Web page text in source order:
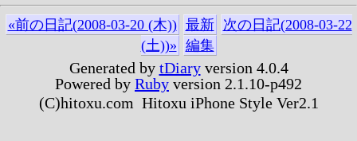
«前の日記(2008-03-20 (木)) 最新
次の日記(2008-03-22
(土))» 編集
Generated by tDiaryversion 4.0.4
Powered by Ruby version 2.1.10-p492